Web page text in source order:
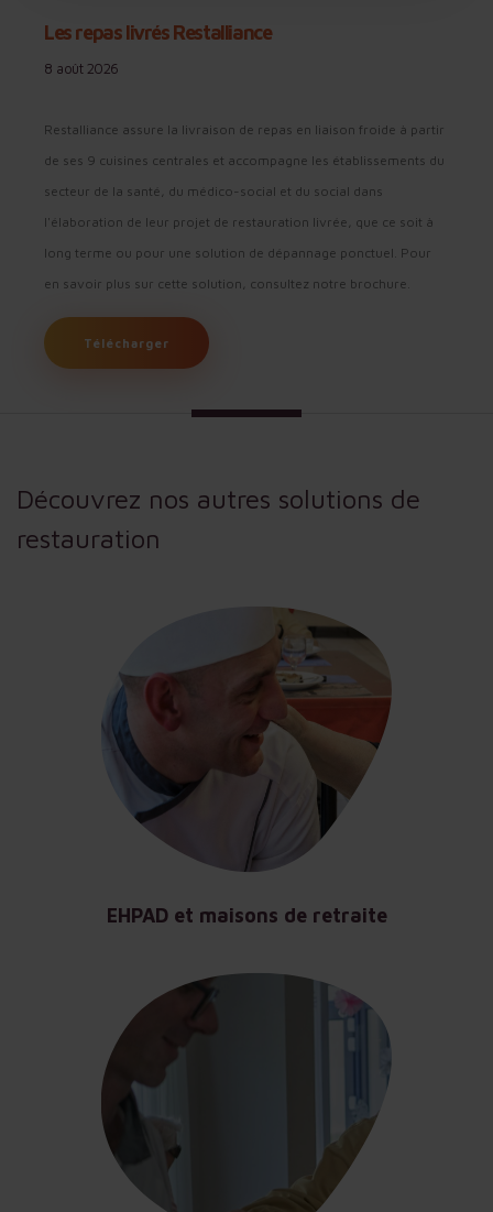
Les repas livrés Restalliance
8 août 2026
Restalliance assure la livraison de repas en liaison froide à partir
de ses 9 cuisines centrales et accompagne les établissements du
secteur de la santé, du médico-social et du social dans
l'élaboration de leur projet de restauration livrée, que ce soit à
long terme ou pour une solution de dépannage ponctuel. Pour
en savoir plus sur cette solution, consultez notre brochure.
Télécharger
Découvrez nos autres solutions de
restauration
EHPAD et maisons de retraite